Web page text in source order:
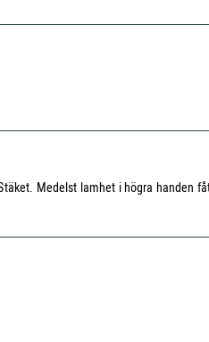
Medelst lamhet i högra handen